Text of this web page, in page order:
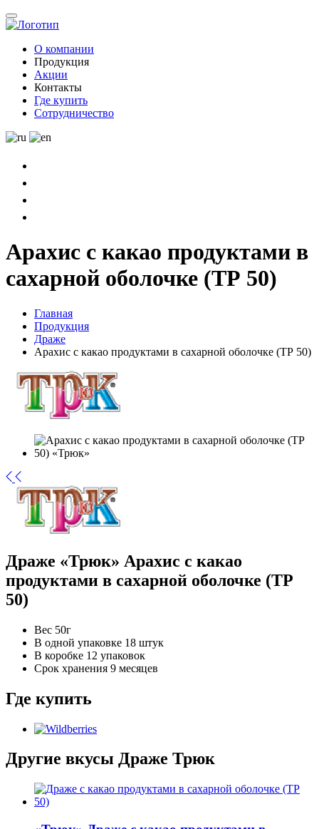
О компании
Продукция
Акции
Контакты
Где купить
Сотрудничество
Арахис с какао продуктами в
сахарной оболочке (ТР 50)
Главная
Продукция
Драже
Арахис с какао продуктами в сахарной оболочке (ТР 50)
Драже «Трюк» Арахис с какао
продуктами в сахарной оболочке (ТР
50)
Вес 50г
В одной упаковке 18 штук
В коробке 12 упаковок
Срок хранения 9 месяцев
Где купить
Другие вкусы Драже Трюк